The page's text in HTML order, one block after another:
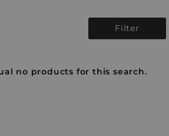
Filter
no products for this search.